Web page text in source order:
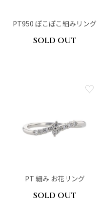
PT950 ぽこぽこ細みリング
SOLD OUT
PT 細み お花リング
SOLD OUT